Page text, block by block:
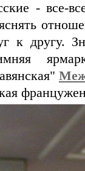
- все-
к другу.